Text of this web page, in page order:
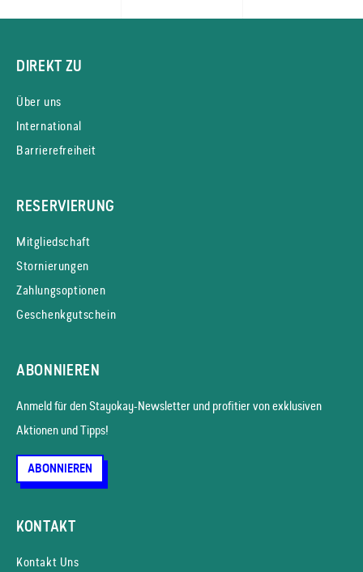
DIREKT ZU
Über uns
International
Barrierefreiheit
RESERVIERUNG
Mitgliedschaft
Stornierungen
Zahlungsoptionen
Geschenkgutschein
ABONNIEREN
Anmeld für den Stayokay-News­letter und profitier von exklusiven
Aktionen und Tipps!
ABONNIEREN
KONTAKT
Kontakt Uns